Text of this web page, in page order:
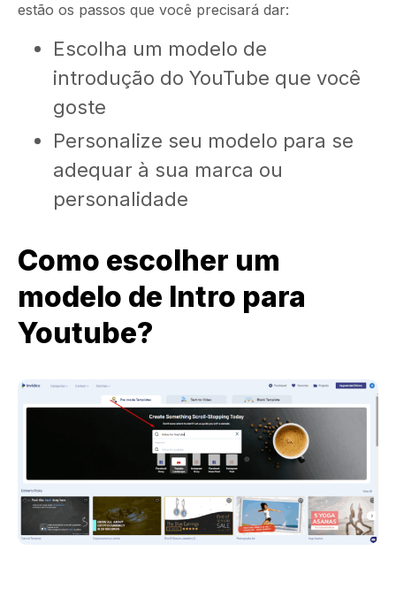
estão os passos que você precisará dar:
Escolha um modelo de
introdução do YouTube que você
goste
Personalize seu modelo para se
adequar à sua marca ou
personalidade
Como escolher um
modelo de Intro para
Youtube?